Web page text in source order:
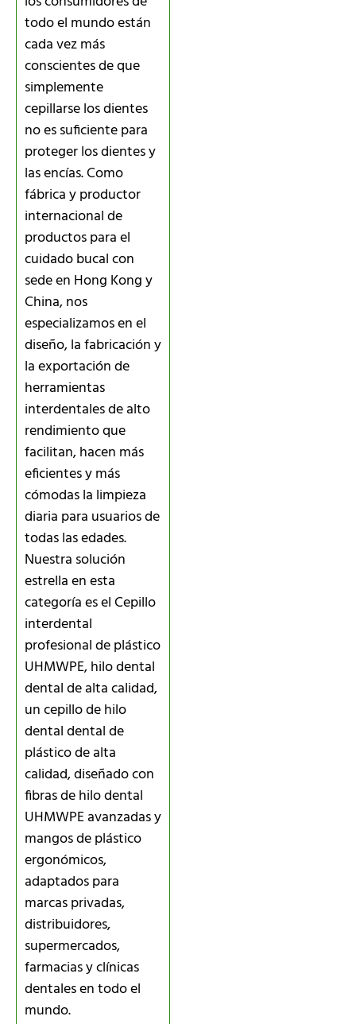
todo el mundo están
cada vez más
conscientes de que
simplemente
cepillarse los dientes
no es suficiente para
proteger los dientes y
las encías. Como
fábrica y productor
internacional de
productos para el
cuidado bucal con
sede en Hong Kong y
China, nos
especializamos en el
diseño, la fabricación y
la exportación de
herramientas
interdentales de alto
rendimiento que
facilitan, hacen más
eficientes y más
cómodas la limpieza
diaria para usuarios de
todas las edades.
Nuestra solución
estrella en esta
categoría es el Cepillo
interdental
profesional de plástico
UHMWPE, hilo dental
dental de alta calidad,
un cepillo de hilo
dental dental de
plástico de alta
calidad, diseñado con
fibras de hilo dental
UHMWPE avanzadas y
mangos de plástico
ergonómicos,
adaptados para
marcas privadas,
distribuidores,
supermercados,
farmacias y clínicas
dentales en todo el
mundo.